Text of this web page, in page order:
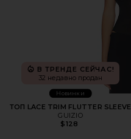
В ТРЕНДЕ СЕЙЧАС!
32 недавно продан
Новинки
ТОП LACE TRIM FLUTTER SLEEVE
GUIZIO
$128